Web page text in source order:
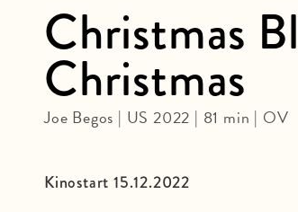
Christmas
Christmas
Joe Begos | US 2022 | 81 min | OV
Kinostart 15.12.2022